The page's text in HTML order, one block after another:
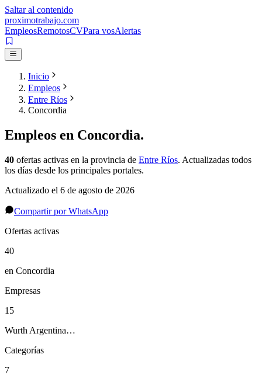
Saltar al contenido
proximotrabajo.com
EmpleosRemotosCVPara vosAlertas
Inicio
Empleos
Entre Ríos
Concordia
Empleos en Concordia.
40 ofertas activas en la provincia de Entre Ríos. Actualizadas todos
los días desde los principales portales.
Actualizado el 6 de agosto de 2026
Compartir por WhatsApp
Ofertas activas
40
en Concordia
Empresas
15
Wurth Argentina…
Categorías
7